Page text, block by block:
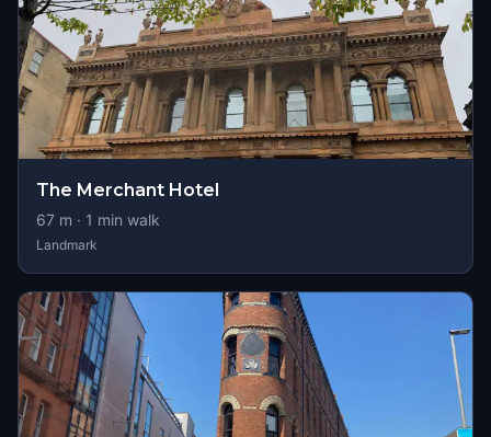
The Merchant Hotel
67 m · 1 min walk
Landmark